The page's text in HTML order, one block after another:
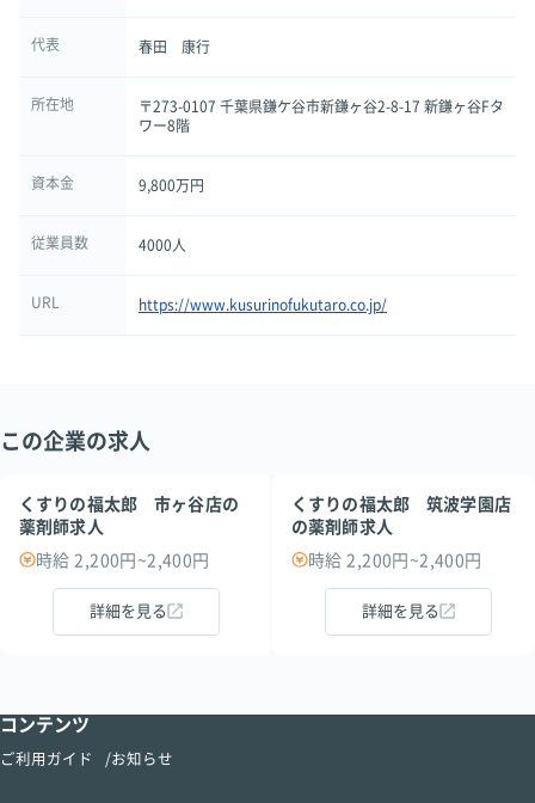
代表 春田 康行
所在地
〒273-0107 千葉県鎌ケ谷市新鎌ヶ谷2-8-17 新鎌ヶ谷Fタ
ワー8階
資本金 9,800万円
従業員数 4000人
URL https://www.kusurinofukutaro.co.jp/
この企業の求人
くすりの福太郎 市ヶ谷店の
薬剤師求人
時給 2,200円~2,400円
詳細を見る
くすりの福太郎 筑波学園店
の薬剤師求人
時給 2,200円~2,400円
詳細を見る
コンテンツ
ご利用ガイド お知らせ